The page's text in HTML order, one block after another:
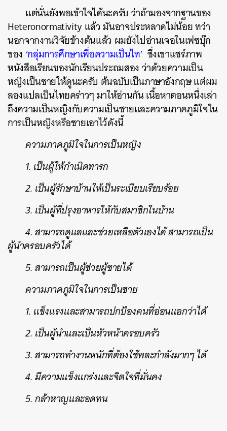
แต่นั่นยังพอเข้าใจได้นะครับ ว่าถ้ามองจากฐานของ
Heteronormativity แล้ว มันอาจประหลาดไม่น้อย ทว่า
นอกจากงานวิจัยข้างต้นแล้ว ผมยังไปอ่านเจอในเฟซบุ๊ก
ของ ‘กลุ่มการศึกษาเพื่อความเป็นไท’ ซึ่งเขาแชร์ภาพ
หนังสือเรียนของนักเรียนประถมสอง ว่าด้วยความเป็น
หญิงเป็นชายให้ดูนะครับ ต้นฉบับเป็นภาษาอังกฤษ แต่ผม
ลองแปลเป็นไทยคร่าวๆ มาให้อ่านกัน เนื้อหาตอนหนึ่งเล่า
ถึงความเป็นหญิงกับความเป็นชายและความภาคภูมิใจใน
การเป็นหญิงหรือชายเอาไว้ดังนี้
ความภาคภูมิใจในการเป็นหญิง
1. เป็นผู้ให้กำเนิดทารก
2. เป็นผู้รักษาบ้านให้เป็นระเบียบเรียบร้อย
3. เป็นผู้ที่ปรุงอาหารให้กับสมาชิกในบ้าน
4. สามารถดูแลและช่วยเหลือตัวเองได้ สามารถเป็น
ผู้นำครอบครัวได้
5. สามารถเป็นผู้ช่วยผู้ชายได้
ความภาคภูมิใจในการเป็นชาย
1. แข็งแรงและสามารถปกป้องคนที่อ่อนแอกว่าได้
2. เป็นผู้นำและเป็นหัวหน้าครอบครัว
3. สามารถทำงานหนักที่ต้องใช้พละกำลังมากๆ ได้
4. มีความแข็งแกร่งและจิตใจที่มั่นคง
5. กล้าหาญและอดทน